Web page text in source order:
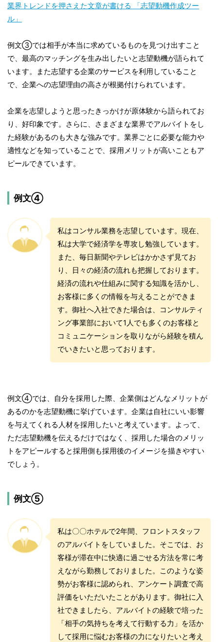
業界トレンドを押さえた文章が書ける 「志望動機作成ツー
ル」
例文③では相手が本当に求めているものを見つけ出すこと
で、最高のマッチングを生み出したいと志望動機が語られて
います。また志望する企業のサービスを利用していること
で、企業への志望理由の高さが根拠付けられています。
企業を志望しようと思ったきっかけが原体験から語られてお
り、好印象です。さらに、さまざまな業界でアルバイトをし
た経験があるのも大きな強みです。業界ごとに必要な能力や
適性などを知っていることで、採用メリットが高いこともア
ピールできています。
例文④
私はコンサル業務を志望しています。現在、
私は大学で経済学を専攻し勉強しています。
また、毎日新聞やテレビはかかさず見てお
り、日々の経済の流れも把握しております。
経済の流れや仕組みに関する知識を活かし、
お客様に多くの情報を与えることができま
す。御社へ入社できた場合は、コンサルティ
ング事業部において1人でも多くのお客様と
コミュニケーションを取りながら経験を積ん
でいきたいと思っております。
例文④では、自分を採用した際、企業側はどんなメリットが
あるのかを志望動機に挙げています。企業は自社にいい影響
を与えてくれる人材を採用したいと考えています。よって、
ただ志望動機を伝えるだけではなく、採用した場合のメリッ
トをアピールすると採用側も採用後のイメージを描きやすい
でしょう。
例文⑤
私は〇〇ホテルで2年間、フロントスタッフ
のアルバイトをしていました。そこでは、お
客様が滞在中に快適に過ごせる方法を常に考
えながら勤務しておりました。このような姿
勢がお客様に認められ、アンケート調査で高
評価をいただいたことがあります。御社に入
社できましたら、アルバイトの経験で培った
「相手の気持ちを考えて行動する力」を活か
して採用に悩むお客様の力になりたいと考え